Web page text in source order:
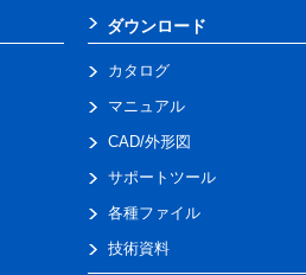
ダウンロード
カタログ
マニュアル
CAD/外形図
サポートツール
各種ファイル
技術資料